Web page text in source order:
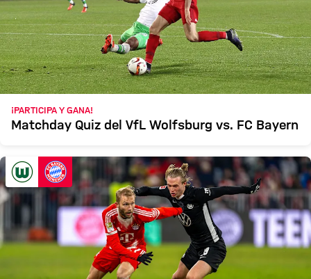
¡PARTICIPA Y GANA!
Matchday Quiz del VfL Wolfsburg vs. FC Bayern